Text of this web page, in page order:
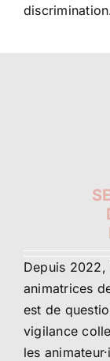
Depuis
animatrices
est de
vigilance
les